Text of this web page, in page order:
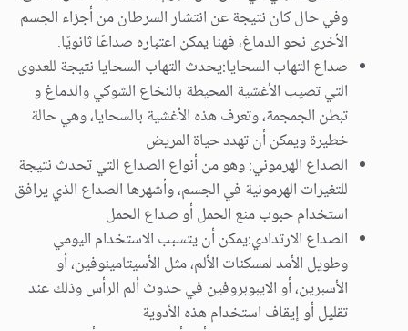
وفي حال كان نتيجة عن انتشار السرطان من أجزاء الجسم
الأخرى نحو الدماغ، فهنا يمكن اعتباره صداعًا ثانويًا.
صداع التهاب السحايا:يحدث التهاب السحايا نتيجة للعدوى
التي تصيب الأغشية المحيطة بالنخاع الشوكي والدماغ و
تبطن الجمجمة، وتعرف هذه الأغشية بالسحايا، وهي حالة
خطيرة ويمكن أن تهدد حياة المريض
الصداع الهرموني: وهو من أنواع الصداع التي تحدث نتيجة
للتغيرات الهرمونية في الجسم، وأشهرها الصداع الذي يرافق
استخدام حبوب منع الحمل أو صداع الحمل
الصداع الارتدادي:يمكن أن يتسبب الاستخدام اليومي
وطويل الأمد لمسكنات الألم، مثل الأسيتامينوفين، أو
الأسبرين، أو الايبوبروفين في حدوث ألم الرأس وذلك عند
تقليل أو إيقاف استخدام هذه الأدوية